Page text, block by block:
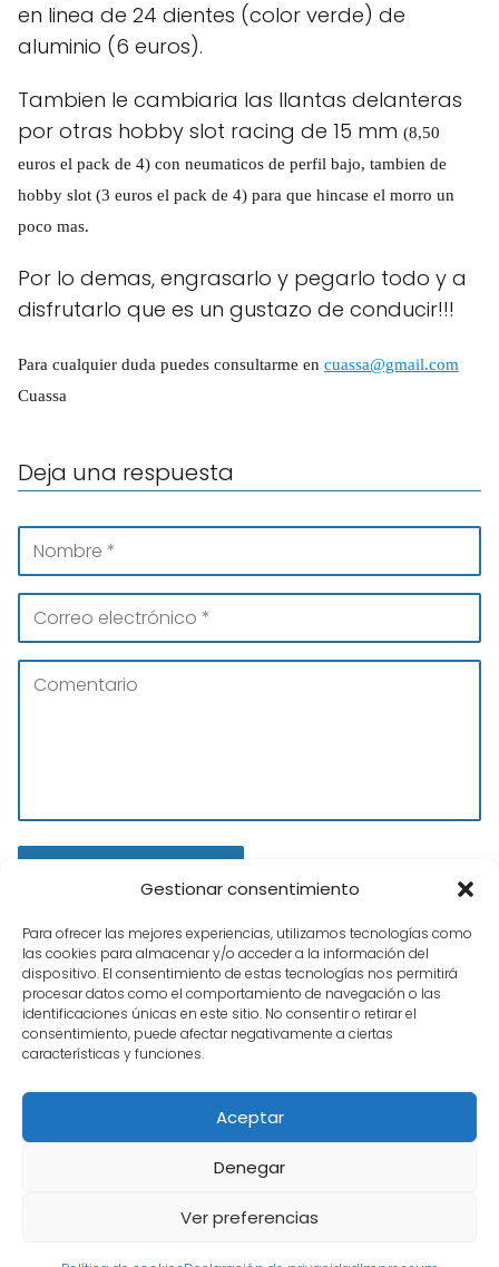
Gestionar consentimiento
Para ofrecer las mejores experiencias, utilizamos tecnologías como
las cookies para almacenar y/o acceder a la información del
dispositivo. El consentimiento de estas tecnologías nos permitirá
procesar datos como el comportamiento de navegación o las
identificaciones únicas en este sitio. No consentir o retirar el
consentimiento, puede afectar negativamente a ciertas
características y funciones.
Aceptar
Denegar
Ver preferencias
en linea de 24 dientes (color verde) de
aluminio (6 euros).
Tambien le cambiaria las llantas delanteras
por otras hobby slot racing de 15 mm (8,50
euros el pack de 4) con neumaticos de perfil bajo, tambien de
hobby slot (3 euros el pack de 4) para que hincase el morro un
poco mas.
Por lo demas, engrasarlo y pegarlo todo y a
disfrutarlo que es un gustazo de conducir!!!
Para cualquier duda puedes consultarme en cuassa@gmail.com
Cuassa
Deja una respuesta
Tienda Hobbies
Política de Cookies Privacidad